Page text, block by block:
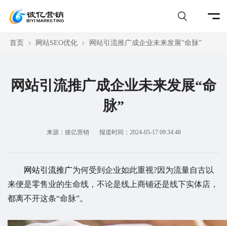
首页 网站SEO优化 网站引流推广成企业未来发展“命脉”
网站引流推广成企业未来发展“命
脉”
来源：彼亿营销 报道时间：2024-05-17 09:34:48
网站引流推广为何受到企业如此重视?因为流量自古以
来便是零售业的生命线，不论是线上商铺还是线下实体店，
都离不开这条“命脉”。